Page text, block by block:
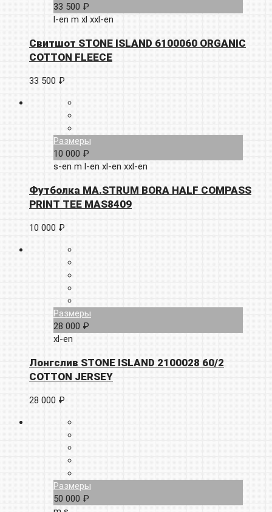
33 500 ₽
l-en m xl xxl-en
Свитшот STONE ISLAND 6100060 ORGANIC
COTTON FLEECE
33 500 ₽
Размеры
10 000 ₽
s-en m l-en xl-en xxl-en
Футболка MA.STRUM BORA HALF COMPASS
PRINT TEE MAS8409
10 000 ₽
Размеры
28 000 ₽
xl-en
Лонгслив STONE ISLAND 2100028 60/2
COTTON JERSEY
28 000 ₽
Размеры
50 000 ₽